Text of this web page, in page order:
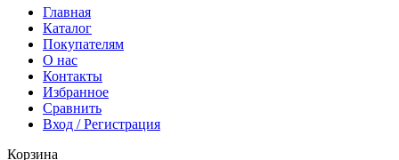
Главная
Каталог
Покупателям
О нас
Контакты
Избранное
Сравнить
Вход / Регистрация
Корзина